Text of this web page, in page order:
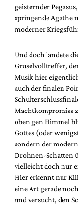
geisternder
springende Agathe
moderner
Und doch landete
Gruselvolltreffer,
Musik hier
auch der finalen
Machtkompromiss
oben gen Himmel
Gottes (oder
sondern der
Drohnen-Schatten
vielleicht doch nur
Hier erkennt nur
eine Art gerade
und versucht, den